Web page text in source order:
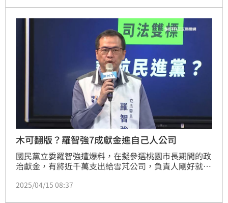
木可翻版？羅智強7成獻金進自己人公司
國民黨立委羅智強遭爆料，在擬參選桃園市長期間的政
治獻金，有將近千萬支出給雪芃公司，負責人剛好就是
羅智強只喊已經提告，但爭議還沒說清，又被發現在宣
2025/04/15 08:37